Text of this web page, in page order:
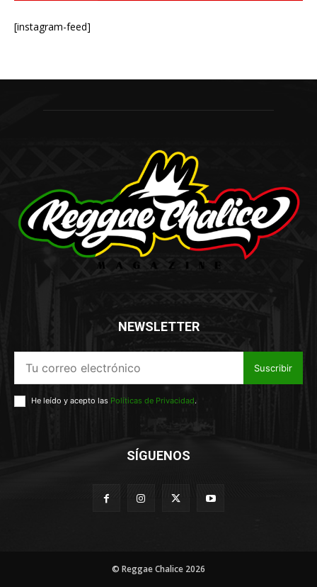
[instagram-feed]
NEWSLETTER
Suscribir
He leído y acepto las Políticas de Privacidad.
SÍGUENOS
© Reggae Chalice 2026